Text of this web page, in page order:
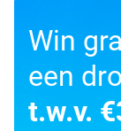
Win
een
t.w.v.